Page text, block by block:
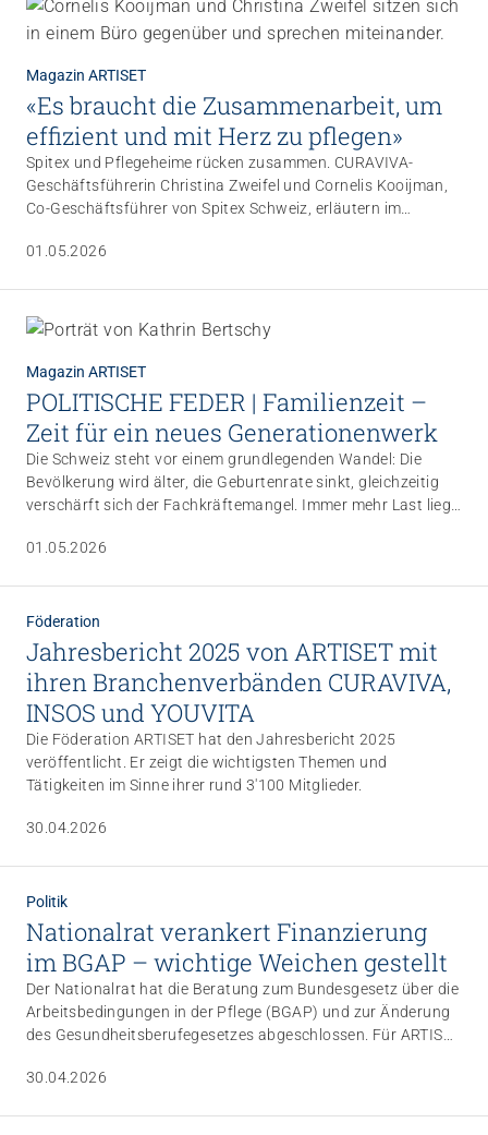
Magazin ARTISET
«Es braucht die Zusammenarbeit, um
effizient und mit Herz zu pflegen»
Spitex und Pflegeheime rücken zusammen. CURAVIVA-
Geschäftsführerin Christina Zweifel und Cornelis Kooijman,
Co-Geschäftsführer von Spitex Schweiz, erläutern im
ARTISET die Gründe und die Formen der Zusammenarbeit.
01.05.2026
Magazin ARTISET
POLITISCHE FEDER | Familienzeit –
Zeit für ein neues Generationenwerk
Die Schweiz steht vor einem grundlegenden Wandel: Die
Bevölkerung wird älter, die Geburtenrate sinkt, gleichzeitig
verschärft sich der Fachkräftemangel. Immer mehr Last liegt
finanziert unsere Sozialwerke, zieht Kinder gross und
alles leisten zu können und gesund zu bleiben.
01.05.2026
Föderation
Jahresbericht 2025 von ARTISET mit
ihren Branchenverbänden CURAVIVA,
INSOS und YOUVITA
Die Föderation ARTISET hat den Jahresbericht 2025
veröffentlicht. Er zeigt die wichtigsten Themen und
Tätigkeiten im Sinne ihrer rund 3'100 Mitglieder.
30.04.2026
Politik
Nationalrat verankert Finanzierung
im BGAP – wichtige Weichen gestellt
Der Nationalrat hat die Beratung zum Bundesgesetz über die
Arbeitsbedingungen in der Pflege (BGAP) und zur Änderung
des Gesundheitsberufegesetzes abgeschlossen. Für ARTISET
Arbeitsbedingungen sind zentral – entscheidend ist jedoch,
30.04.2026